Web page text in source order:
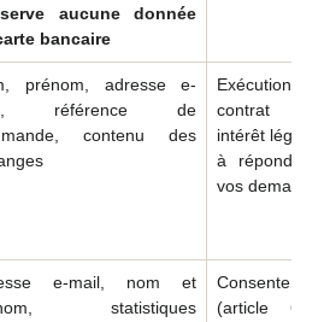
aucune donnée
bancaire
prénom, adresse e-
référence de
contenu des
Exécution du
contrat et
intérêt légitime
à répondre à
vos demandes
e-mail, nom et
statistiques
Consentement
(article 6.1.a